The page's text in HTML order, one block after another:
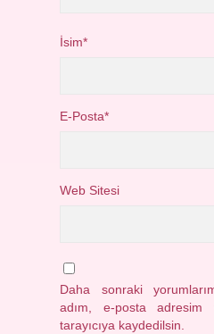
İsim*
E-Posta*
Web Sitesi
Daha sonraki
adım, e-posta
tarayıcıya kaydedilsin.